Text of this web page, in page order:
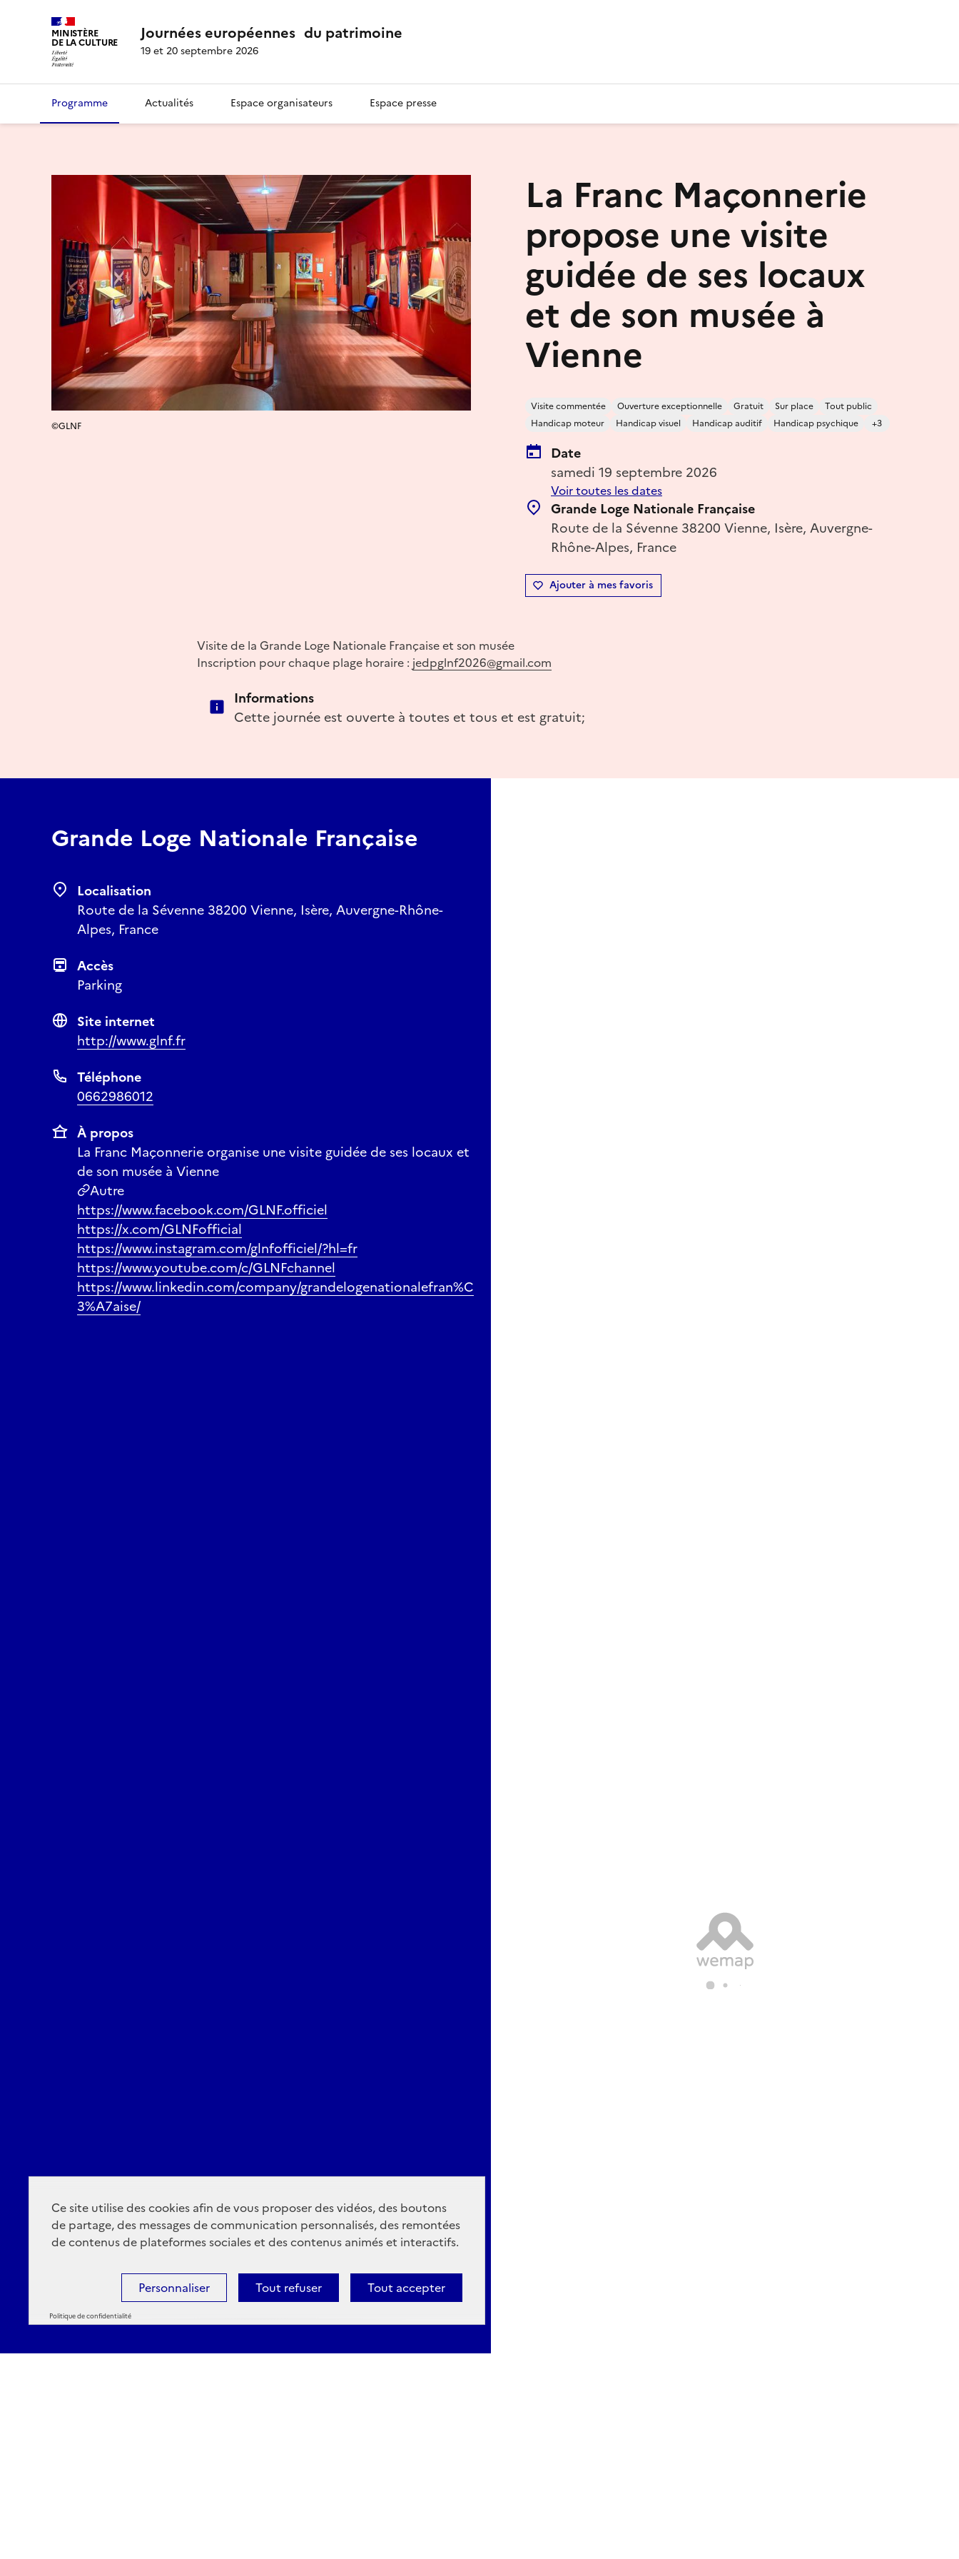
Ce site utilise des cookies afin de vous proposer des vidéos, des boutons
de partage, des messages de communication personnalisés, des remontées
de contenus de plateformes sociales et des contenus animés et interactifs.
Tout accepter
Tout refuser
Personnaliser
Politique de confidentialité
MINISTÈRE
DE LA CULTURE Journées européennes du patrimoine
19 et 20 septembre 2026
Programme Actualités Espace organisateurs Espace presse
La Franc Maçonnerie
propose une visite
guidée de ses locaux
et de son musée à
Vienne
Visite commentée Ouverture exceptionnelle Gratuit Sur place
Tout public
Handicap moteur
Handicap visuel Handicap auditif Handicap psychique +3
Date
samedi 19 septembre 2026
Voir toutes les dates
Grande Loge Nationale Française
Route de la Sévenne 38200 Vienne, Isère, Auvergne-
Rhône-Alpes, France
Ajouter à mes favoris
©GLNF
Visite de la Grande Loge Nationale Française et son musée
Inscription pour chaque plage horaire : jedpglnf2026@gmail.com
Informations
Cette journée est ouverte à toutes et tous et est gratuit;
Grande Loge Nationale Française
Localisation
Route de la Sévenne 38200 Vienne, Isère, Auvergne-Rhône-
Alpes, France
Accès
Parking
Site internet
http://www.glnf.fr
Téléphone
0662986012
À propos
La Franc Maçonnerie organise une visite guidée de ses locaux et
de son musée à Vienne
Autre
https://www.facebook.com/GLNF.officiel
https://x.com/GLNFofficial
https://www.instagram.com/glnfofficiel/?hl=fr
https://www.youtube.com/c/GLNFchannel
https://www.linkedin.com/company/grandelogenationalefran%C
3%A7aise/